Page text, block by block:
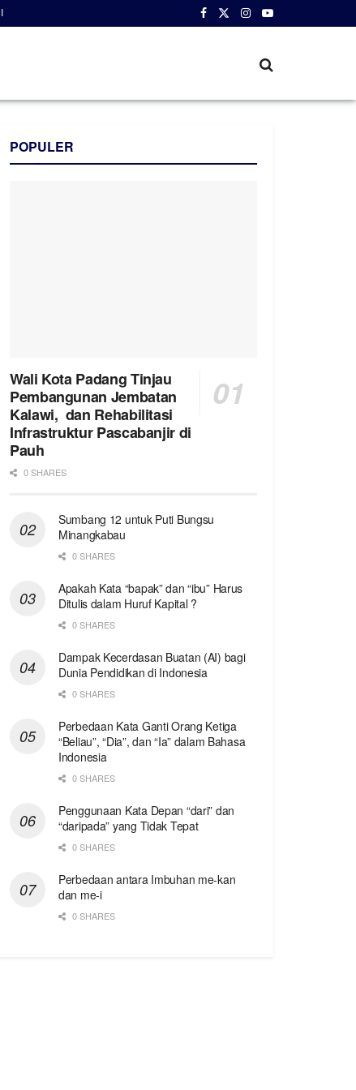
POPULER
Wali Kota Padang Tinjau
Pembangunan Jembatan
Kalawi, dan Rehabilitasi
Infrastruktur Pascabanjir di
Pauh
0 SHARES
Sumbang 12 untuk Puti Bungsu
Minangkabau
0 SHARES
Apakah Kata “bapak” dan “ibu” Harus
Ditulis dalam Huruf Kapital ?
0 SHARES
Dampak Kecerdasan Buatan (AI) bagi
Dunia Pendidikan di Indonesia
0 SHARES
Perbedaan Kata Ganti Orang Ketiga
“Beliau”, “Dia”, dan “Ia” dalam Bahasa
Indonesia
0 SHARES
Penggunaan Kata Depan “dari” dan
“daripada” yang Tidak Tepat
0 SHARES
Perbedaan antara Imbuhan me-kan
dan me-i
0 SHARES